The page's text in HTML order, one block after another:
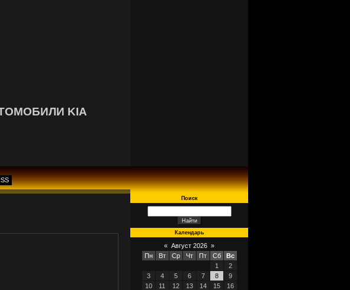
KIA
Поиск
Календарь
« Август 2026 »
Пн
Вт Ср Чт Пт Сб
Вс
1
2
3
4 5 6 7 8
9
10
11 12 13 14 15
16